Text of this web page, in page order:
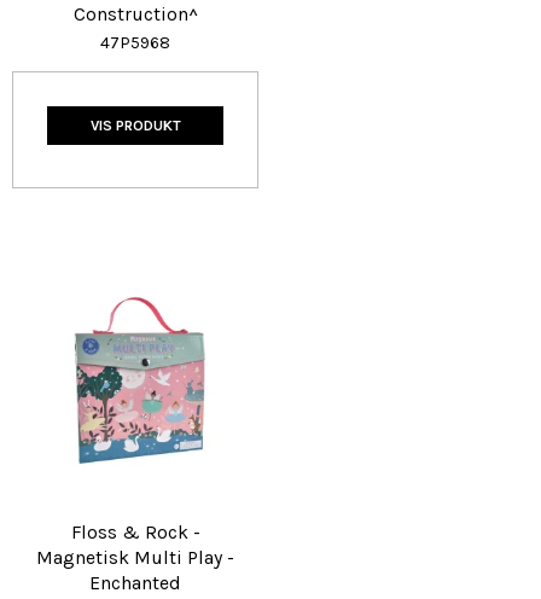
Construction^
47P5968
VIS PRODUKT
Floss & Rock -
Magnetisk Multi Play -
Enchanted